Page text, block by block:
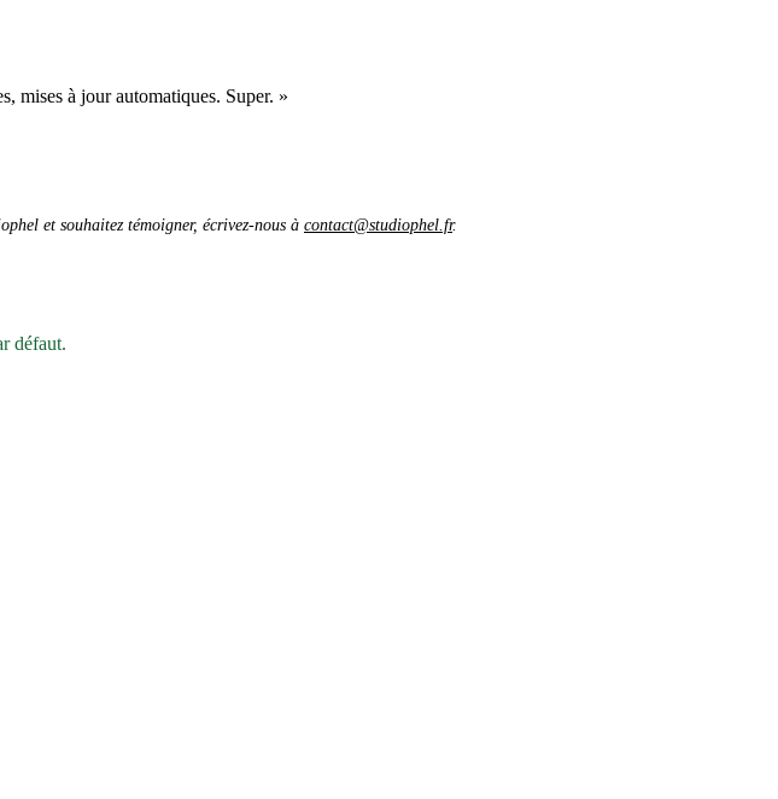
mises à jour automatiques. Super. »
et souhaitez témoigner, écrivez-nous à contact@studiophel.fr.
défaut.